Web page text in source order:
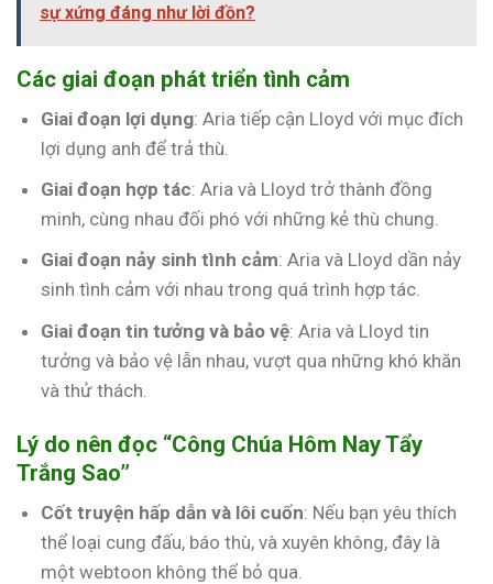
sự xứng đáng như lời đồn?
Các giai đoạn phát triển tình cảm
Giai đoạn lợi dụng: Aria tiếp cận Lloyd với mục đích
lợi dụng anh để trả thù.
Giai đoạn hợp tác: Aria và Lloyd trở thành đồng
minh, cùng nhau đối phó với những kẻ thù chung.
Giai đoạn nảy sinh tình cảm: Aria và Lloyd dần nảy
sinh tình cảm với nhau trong quá trình hợp tác.
Giai đoạn tin tưởng và bảo vệ: Aria và Lloyd tin
tưởng và bảo vệ lẫn nhau, vượt qua những khó khăn
và thử thách.
Lý do nên đọc “Công Chúa Hôm Nay Tẩy
Trắng Sao”
Cốt truyện hấp dẫn và lôi cuốn: Nếu bạn yêu thích
thể loại cung đấu, báo thù, và xuyên không, đây là
một webtoon không thể bỏ qua.